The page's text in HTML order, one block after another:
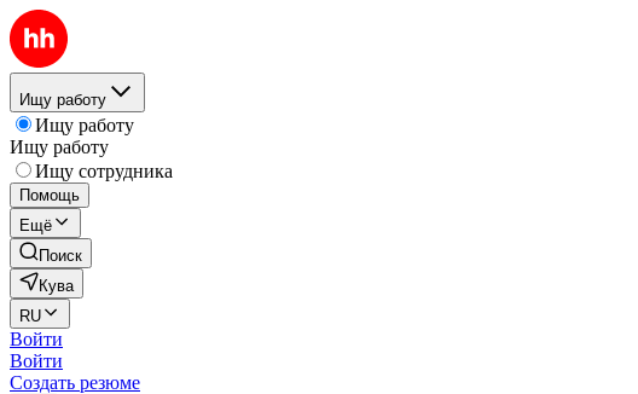
Ищу работу
Ищу работу
Ищу работу
Ищу сотрудника
Помощь
Ещё
Поиск
Кува
RU
Войти
Войти
Создать резюме